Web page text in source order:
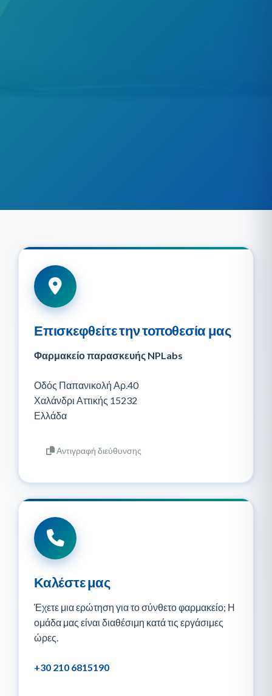
Επισκεφθείτε την τοποθεσία μας
Φαρμακείο παρασκευής NPLabs
Οδός Παπανικολή Αρ.40
Χαλάνδρι Αττικής 15232
Ελλάδα
Αντιγραφή διεύθυνσης
Καλέστε μας
Έχετε μια ερώτηση για το σύνθετο φαρμακείο; Η
ομάδα μας είναι διαθέσιμη κατά τις εργάσιμες
ώρες.
+30 210 6815190